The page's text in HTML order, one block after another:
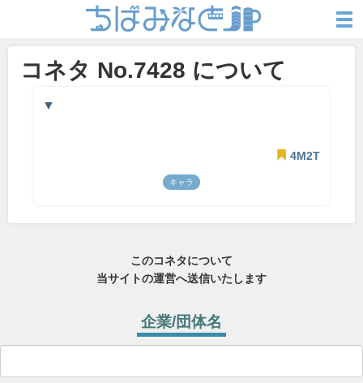
コネタ No.7428 について
▼
4M2T
キャラ
このコネタについて
当サイトの運営へ送信いたします
企業/団体名